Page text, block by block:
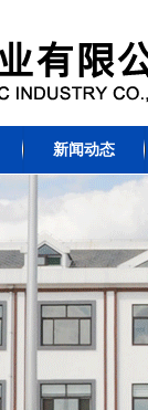
新闻动态